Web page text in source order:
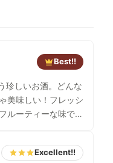
Best!!
珍しいお酒。どんな
美味しい！フレッシ
ルーティーな味で飲
Excellent!!